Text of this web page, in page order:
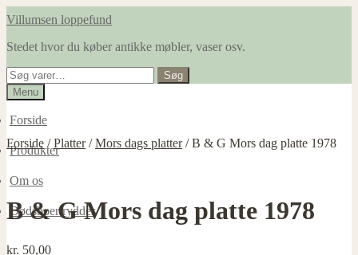
Spring
navigation
Spring
indhold
Villumsen loppefund
Stedet hvor du køber antikke møbler, vaser osv.
Søg
efter:
Søg
Menu
Forside
Produkter
Om os
Dødsboer ryddes
Forside /Platter/Mors dags platter/B & G Mors dag platte 1978
B & G Mors dag platte 1978
kr. 50,00